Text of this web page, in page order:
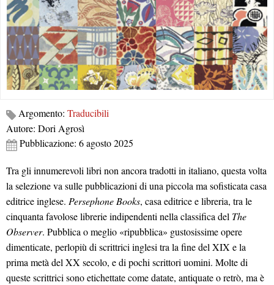
Argomento: Traducibili
Autore: Dori Agrosì
Pubblicazione: 6 agosto 2025
Tra gli innumerevoli libri non ancora tradotti in italiano, questa volta
la selezione va sulle pubblicazioni di una piccola ma sofisticata casa
editrice inglese. Persephone Books, casa editrice e libreria, tra le
cinquanta favolose librerie indipendenti nella classifica del The
Observer. Pubblica o meglio «ripubblica» gustosissime opere
dimenticate, perlopiù di scrittrici inglesi tra la fine del XIX e la
prima metà del XX secolo, e di pochi scrittori uomini. Molte di
queste scrittrici sono etichettate come datate, antiquate o retrò, ma è